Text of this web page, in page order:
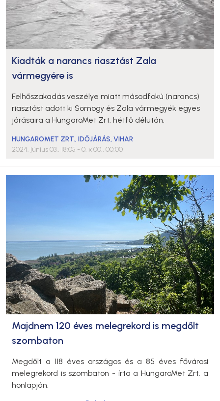
Kiadták a narancs riasztást Zala
vármegyére is
Felhőszakadás veszélye miatt másodfokú (narancs)
riasztást adott ki Somogy és Zala vármegyék egyes
járásaira a HungaroMet Zrt. hétfő délután.
HUNGAROMET ZRT.,IDŐJÁRÁS,VIHAR
2024. június 03., 18:05 - 0. x 00., 00:00
Majdnem 120 éves melegrekord is megdőlt
szombaton
Megdőlt a 118 éves országos és a 85 éves fővárosi
melegrekord is szombaton - írta a HungaroMet Zrt. a
honlapján.